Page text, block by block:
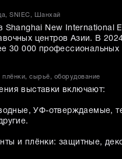
SNIEC, Шанхай
Shanghai New International
центров Азии. В
30 000 профессиональных
плёнки, сырьё, оборудование
выставки включают:
УФ-отверждаемые,
и плёнки: защитные,